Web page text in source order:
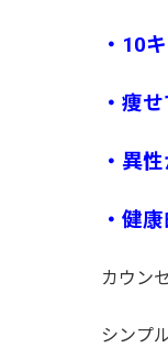
・10
・痩
・異
・健
カウン
シンプ